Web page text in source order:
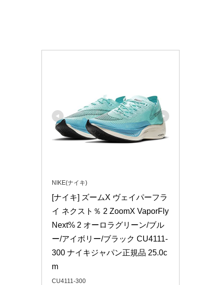
NIKE(ナイキ)
[ナイキ] ズームX ヴェイパーフラ
イ ネクスト％ 2 ZoomX VaporFly
Next% 2 オーロラグリーン/ブル
ー/アイボリー/ブラック CU4111-
300 ナイキジャパン正規品 25.0c
m
CU4111-300